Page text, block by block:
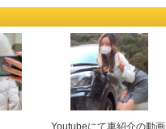
Youtubeにて車紹介の動画